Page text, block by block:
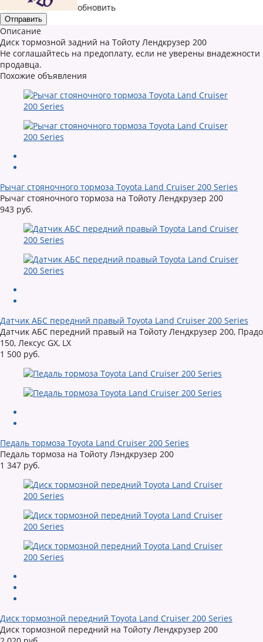
обновить
Описание
Диск тормозной задний на Тойоту Лендкрузер 200
Не соглашайтесь на предоплату, если не уверены внадежности
продавца.
Похожие объявления
Рычаг стояночного тормоза Toyota Land Cruiser 200 Series
Рычаг стояночного тормоза на Тойоту Лендкрузер 200
943 руб.
Датчик АБС передний правый Toyota Land Cruiser 200 Series
Датчик АБС передний правый на Тойоту Лендкрузер 200, Прадо
150, Лексус GX, LX
1 500 руб.
Педаль тормоза Toyota Land Cruiser 200 Series
Педаль тормоза на Тойоту Лэндкрузер 200
1 347 руб.
Диск тормозной передний Toyota Land Cruiser 200 Series
Диск тормозной передний на Тойоту Лендкрузер 200